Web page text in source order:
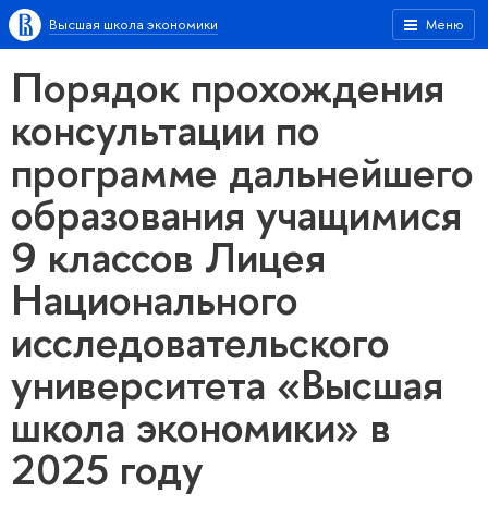
Меню
Высшая школа экономики
Порядок прохождения
консультации по
программе дальнейшего
образования учащимися
9 классов Лицея
Национального
исследовательского
университета «Высшая
школа экономики» в
2025 году